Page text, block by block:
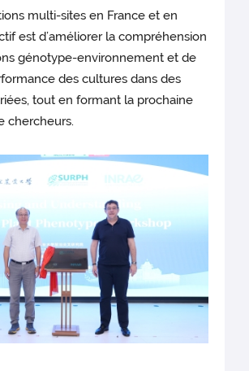
multi-sites en France et en
est d’améliorer la compréhension
génotype-environnement et de
des cultures dans des
tout en formant la prochaine
chercheurs.